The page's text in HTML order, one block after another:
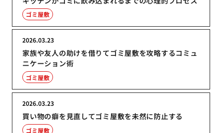
ゴミ屋敷
家族や友人の助けを借りてゴミ屋敷を攻略するコミュ
ニケーション術
2026.03.23
ゴミ屋敷
買い物の癖を見直してゴミ屋敷を未然に防止する
2026.03.23
ゴミ屋敷